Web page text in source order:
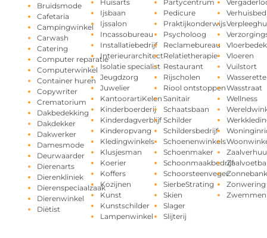
Bruidsmode
Cafetaria
Campingwinkel
Carwash
Catering
Computer reparatie
Computerwinkel
Container huren
Copywriter
Crematorium
Dakbedekking
Dakdekker
Dakwerker
Damesmode
Deurwaarder
Dierenarts
Dierenkliniek
Dierenspeciaalzaak
Dierenwinkel
Diëtist
Huisarts
Ijsbaan
Ijssalon
Incassobureau
Installatiebedrijf
Interieurarchitect
Isolatie specialist
Jeugdzorg
Juwelier
KantoorartiKelen
Kinderboerderij
Kinderdagverblijf
Kinderopvang
Kledingwinkels
Klusjesman
Koerier
Koffers
Kozijnen
Kunst
Kunstschilder
Lampenwinkel
Partycentrum
Pedicure
Praktijkonderwijs
Psycholoog
Reclamebureau
Relatietherapie
Restaurant
Rijscholen
Riool ontstoppen
Sanitair
Schaatsbaan
Schilder
Schildersbedrijf
Schoenenwinkels
Schoenmaker
Schoonmaakbedrijf
Schoorsteenveger
SierbeStrating
Skien
Slager
Slijterij
Vloeren
Vuilstort
Wasserette
Wasstraat
Wellness
Zonnebank
Zonwering
Zwemmen